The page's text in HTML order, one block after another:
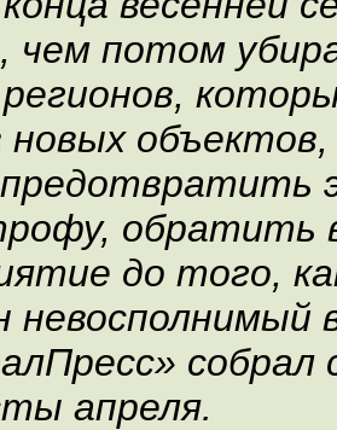
чем потом
регионов,
обратить
до того,
невосполнимый
собрал
апреля.